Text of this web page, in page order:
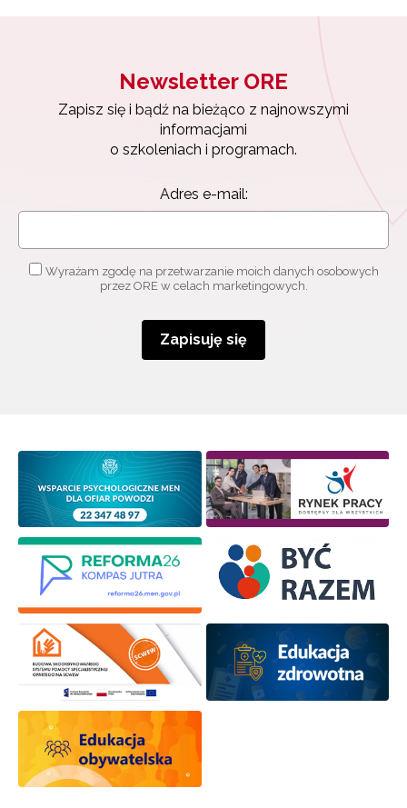
Newsletter ORE
Zapisz się i bądź na bieżąco z najnowszymi
informacjami
o szkoleniach i programach.
Adres e-mail:
Wyrażam zgodę na przetwarzanie moich danych osobowych
przez ORE w celach marketingowych.
Zapisuję się
Zapisz się i bądź na bieżąco z najnowszymi
informacjami
o szkoleniach i programach.
Zapisuję się